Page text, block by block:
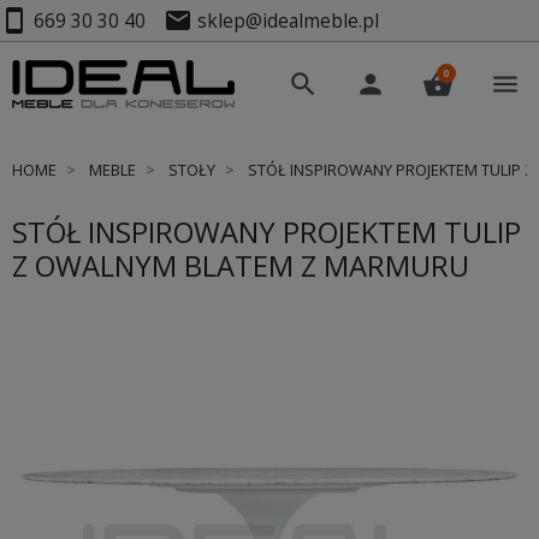
smartphone 669 30 30 40 mail sklep@idealmeble.pl
search person shopping_basket
0 menu
HOME MEBLE STOŁY STÓŁ INSPIROWANY PROJEKTEM TULIP
STÓŁ INSPIROWANY PROJEKTEM TULIP
Z OWALNYM BLATEM Z MARMURU